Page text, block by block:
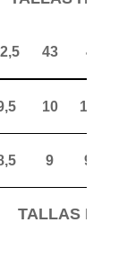
43 44
10 10,5
9 9,5
TALLAS